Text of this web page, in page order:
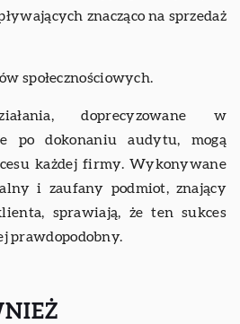
znacząco na sprzedaż
społecznościowych.
doprecyzowane w
po dokonaniu audytu, mogą
każdej firmy. Wykonywane
i zaufany podmiot, znający
sprawiają, że ten sukces
prawdopodobny.